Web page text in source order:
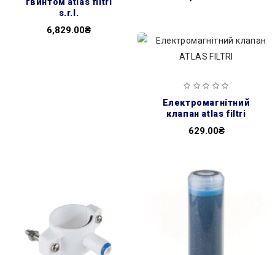
s.r.l.
6,829.00₴
електромагнітний
клапан atlas filtri
629.00₴